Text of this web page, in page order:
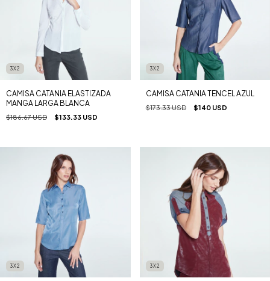
3X2
CAMISA CATANIA ELASTIZADA
MANGA LARGA BLANCA
$186.67 USD $133.33 USD
3X2
CAMISA CATANIA TENCEL AZUL
$173.33 USD $140 USD
3X2 3X2